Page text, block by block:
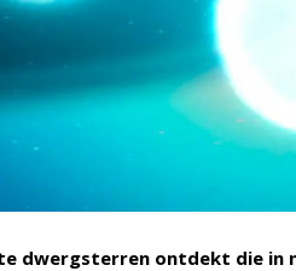
dwergsterren ontdekt die in